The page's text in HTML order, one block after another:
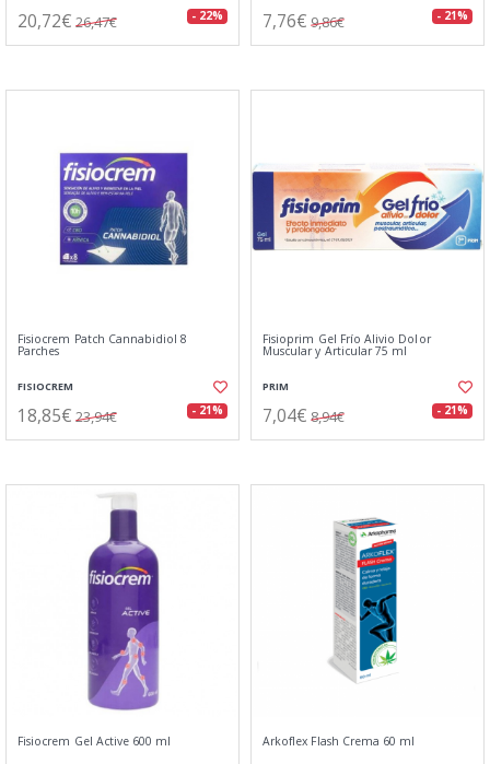
20,72€ 26,47€ - 22% 7,76€ 9,86€ - 21%
Fisiocrem Patch Cannabidiol 8
Parches
FISIOCREM
18,85€ 23,94€ - 21%
Fisioprim Gel Frío Alivio Dolor
Muscular y Articular 75 ml
PRIM
7,04€ 8,94€ - 21%
Fisiocrem Gel Active 600 ml Arkoflex Flash Crema 60 ml